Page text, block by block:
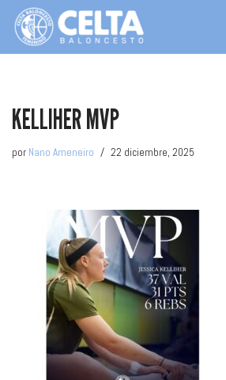
Saltar
KELLIHER MVP
por Nano Ameneiro 22 diciembre, 2025